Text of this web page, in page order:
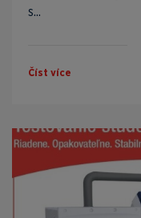
s...
Číst více